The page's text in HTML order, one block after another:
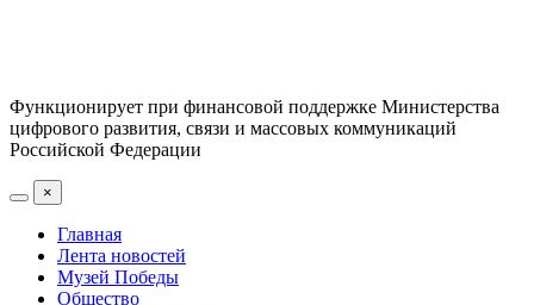
Функционирует при финансовой поддержке Министерства
цифрового развития, связи и массовых коммуникаций
Российской Федерации
×
Главная
Лента новостей
Музей Победы
Общество